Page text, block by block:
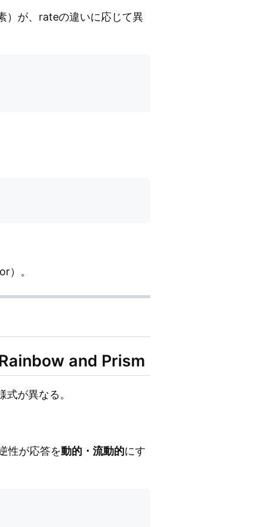
）が、rateの違いに応じて異
）。
and Prism
が異なる。
性が応答を動的・流動的にす